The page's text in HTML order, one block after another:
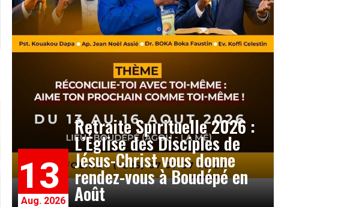
13
Aug. 2026
Retraite Spirituelle 2026 :
L’Église des Disciples de
Jésus-Christ vous donne
rendez-vous à Boudépé en
Août